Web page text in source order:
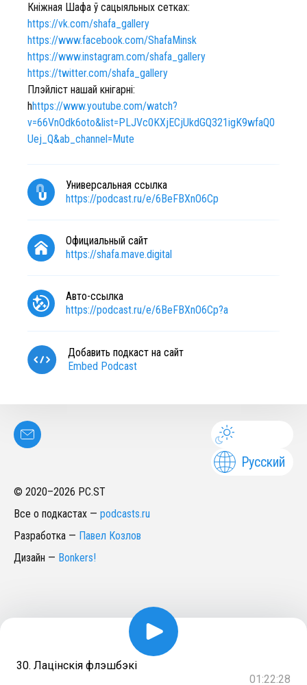
Кніжная Шафа ў сацыяльных сетках:
https://vk.com/shafa_gallery
https://www.facebook.com/ShafaMinsk
https://www.instagram.com/shafa_gallery
https://twitter.com/shafa_gallery
Плэйліст нашай кнігарні:
hhttps://www.youtube.com/watch?
v=66VnOdk6oto&list=PLJVc0KXjECjUkdGQ321igK9wfaQ0
Uej_Q&ab_channel=Mute
Универсальная ссылка
https://podcast.ru/e/6BeFBXnO6Cp
Официальный сайт
https://shafa.mave.digital
Авто-ссылка
https://podcast.ru/e/6BeFBXnO6Cp?a
Добавить подкаст на сайт
Embed Podcast
Русский
© 2020–2026 PC.ST
Все о подкастах — podcasts.ru
Разработка — Павел Козлов
Дизайн — Bonkers!
30. Лацінскія флэшбэкі
01:22:28